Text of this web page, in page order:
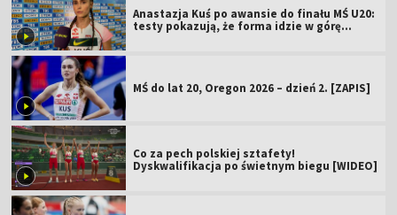
Anastazja Kuś po awansie do finału MŚ U20:
testy pokazują, że forma idzie w górę
MŚ do lat 20, Oregon 2026 – dzień 2. [ZAPIS]
Co za pech polskiej sztafety!
Dyskwalifikacja po świetnym biegu [WIDEO]